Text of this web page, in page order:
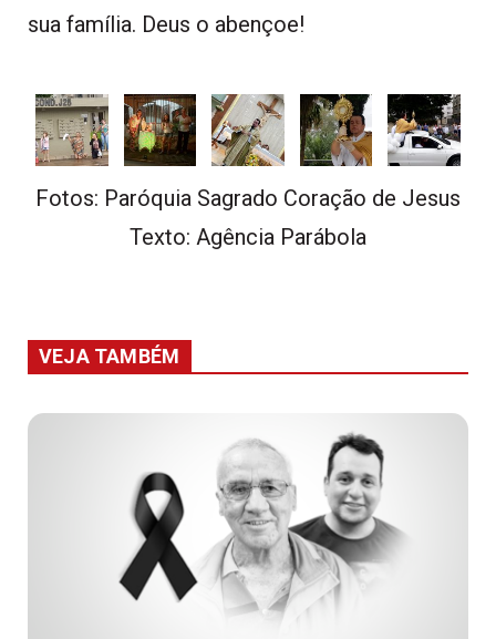
sua família. Deus o abençoe!
Fotos: Paróquia Sagrado Coração de Jesus
Texto: Agência Parábola
VEJA TAMBÉM